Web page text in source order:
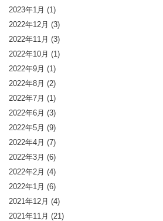
2023年1月 (1)
2022年12月 (3)
2022年11月 (3)
2022年10月 (1)
2022年9月 (1)
2022年8月 (2)
2022年7月 (1)
2022年6月 (3)
2022年5月 (9)
2022年4月 (7)
2022年3月 (6)
2022年2月 (4)
2022年1月 (6)
2021年12月 (4)
2021年11月 (21)